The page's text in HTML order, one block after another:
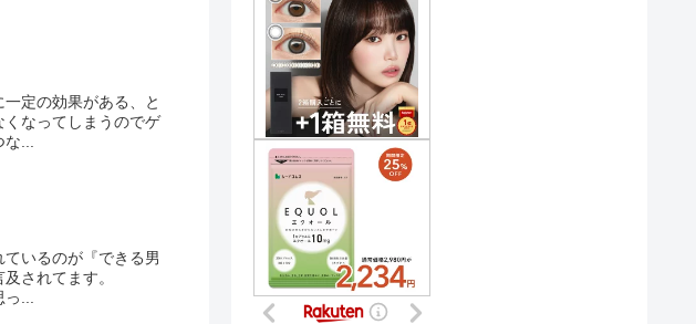
定の効果がある、と
なってしまうのでゲ
な...
いるのが『できる男
されてます。
...